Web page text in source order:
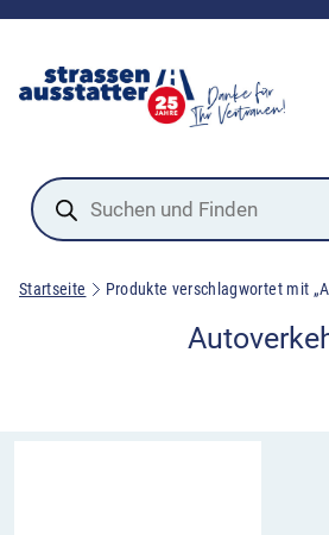
Products
search
Startseite Produkte verschlagwortet mit